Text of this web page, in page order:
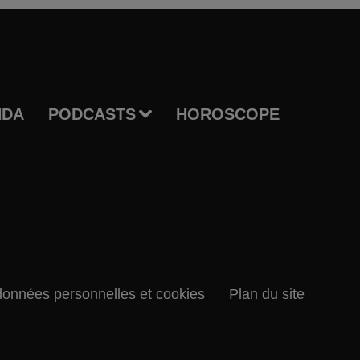
PODCASTS HOROSCOPE
personnelles et cookies Plan du site